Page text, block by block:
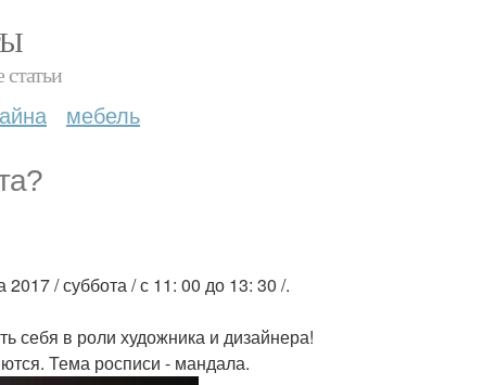
мебель
/ суббота / с 11: 00 до 13: 30 /.
себя в роли художника и дизайнера!
Тема росписи - мандала.